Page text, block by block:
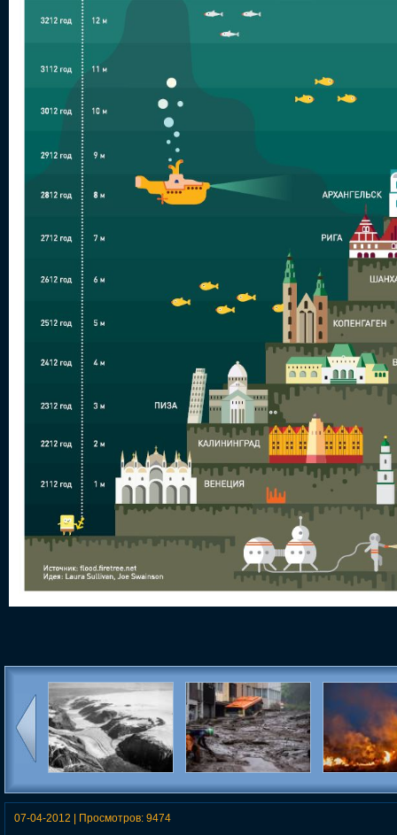
Предсказуемое
непредсказуемое
Оползень в японии 2021
Горят
«легкие
07-04-2012 | Просмотров: 9474